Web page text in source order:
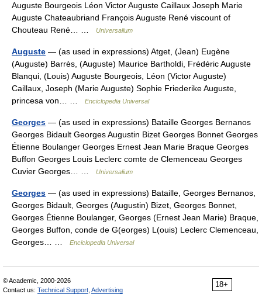
Auguste Bourgeois Léon Victor Auguste Caillaux Joseph Marie
Auguste Chateaubriand François Auguste René viscount of
Chouteau René… …
Universalium
Auguste — (as used in expressions) Atget, (Jean) Eugène
(Auguste) Barrès, (Auguste) Maurice Bartholdi, Frédéric Auguste
Blanqui, (Louis) Auguste Bourgeois, Léon (Victor Auguste)
Caillaux, Joseph (Marie Auguste) Sophie Friederike Auguste,
princesa von… …
Enciclopedia Universal
Georges — (as used in expressions) Bataille Georges Bernanos
Georges Bidault Georges Augustin Bizet Georges Bonnet Georges
Étienne Boulanger Georges Ernest Jean Marie Braque Georges
Buffon Georges Louis Leclerc comte de Clemenceau Georges
Cuvier Georges… …
Universalium
Georges — (as used in expressions) Bataille, Georges Bernanos,
Georges Bidault, Georges (Augustin) Bizet, Georges Bonnet,
Georges Étienne Boulanger, Georges (Ernest Jean Marie) Braque,
Georges Buffon, conde de G(eorges) L(ouis) Leclerc Clemenceau,
Georges… …
Enciclopedia Universal
18+
© Academic, 2000-2026
Contact us: Technical Support Advertising